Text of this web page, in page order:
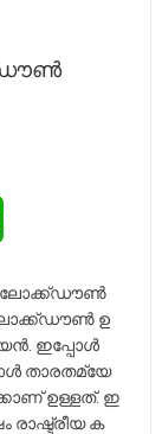
ലോ​ക്ക്ഡൗ​ണ്‍
ഉ​
ഇ​പ്പോ​ള്‍
താ​ര​ത​മ്യേ​
ഉ​ള്ള​ത്. ഇ​
രാ​ഷ്ട്രീ​യ ക​